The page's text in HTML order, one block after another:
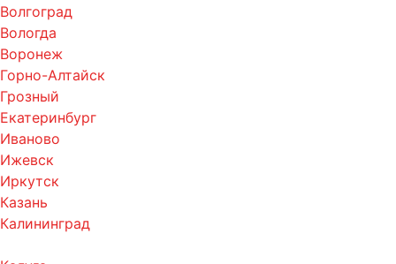
Волгоград
Вологда
Воронеж
Горно-Алтайск
Грозный
Екатеринбург
Иваново
Ижевск
Иркутск
Казань
Калининград